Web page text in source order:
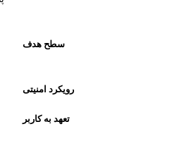
سطح هدف
رویکرد امنیتی
تعهد به کاربر